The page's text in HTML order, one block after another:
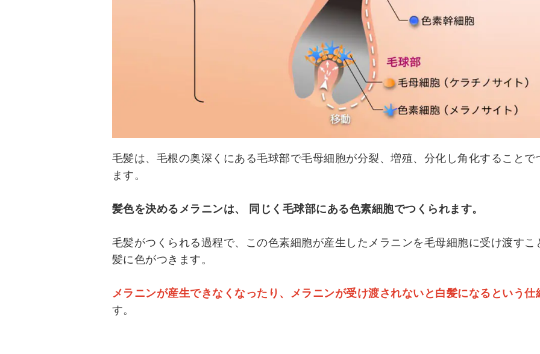
毛髪は、毛根の奥深くにある毛球部で毛母細胞が分裂、増殖、分化し角化することで
ます。
髪色を決めるメラニンは、 同じく毛球部にある色素細胞でつくられます。
毛髪がつくられる過程で、この色素細胞が産生したメラニンを毛母細胞に受け渡すこ
髪に色がつきます。
メラニンが産生できなくなったり、メラニンが受け渡されないと白髪になるという仕
す。